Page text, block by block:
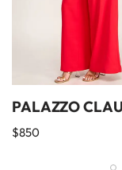
PALAZZO
$850